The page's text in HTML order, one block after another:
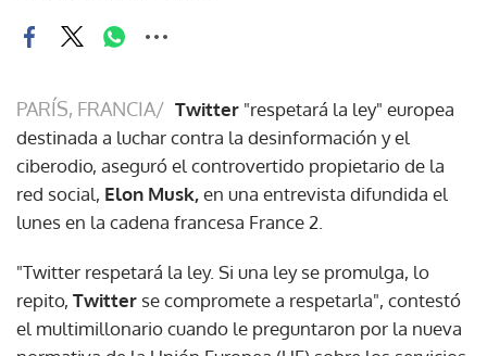
PARÍS, FRANCIA/ Twitter "respetará la ley" europea
destinada a luchar contra la desinformación y el
ciberodio, aseguró el controvertido propietario de la
red social, Elon Musk,en una entrevista difundida el
lunes en la cadena francesa France 2.
"Twitter respetará la ley. Si una ley se promulga, lo
repito, Twitter se compromete a respetarla", contestó
el multimillonario cuando le preguntaron por la nueva